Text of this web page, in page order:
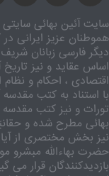
سایت آئین بهائی سایتی
هموطنان عزیز ایرانی
دیگر فارسی زبانان
اساس عقاید و نیز
اقتصادی ، احکام و
با استناد به کتب
تورات و نیز کتب
بهائی مطرح شده و
نیز بخش مختصری از
حضرت بهاءالله مبشرو
بازدیدکنندگان قرار